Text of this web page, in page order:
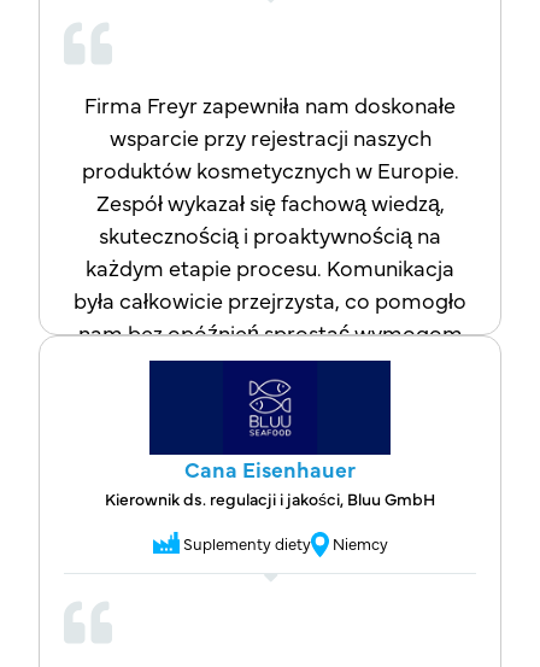
Firma Freyr zapewniła nam doskonałe
wsparcie przy rejestracji naszych
produktów kosmetycznych w Europie.
Zespół wykazał się fachową wiedzą,
skutecznością i proaktywnością na
każdym etapie procesu. Komunikacja
była całkowicie przejrzysta, co pomogło
nam bez opóźnień sprostać wymogom
regulacyjnym. Realizacja zleceń idealnie
pokrywała się z tym, co obiecano na
początku. Żadnych niespodzianek,
żadnych opóźnień – po prostu sprawna i
przejrzysta obsługa od początku do
końca. Jesteśmy bardzo zadowoleni z ich
usług.
Cana Eisenhauer
Kierownik ds. regulacji i jakości, Bluu GmbH
Suplementy diety Niemcy